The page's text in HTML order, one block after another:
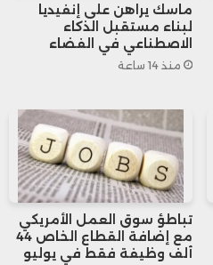
الأكثر مصداقية.
تنفيذ هذه الخطط قد
كل دولة
الإنتاج.
شركة:
ماسك يراهن على إنفيديا
لبناء مستقبل الذكاء
الاصطناعي في الفضاء
منذ 14 ساعة
تباطؤ سوق العمل الأمريكي
مع إضافة القطاع الخاص 44
ألف وظيفة فقط في يوليو